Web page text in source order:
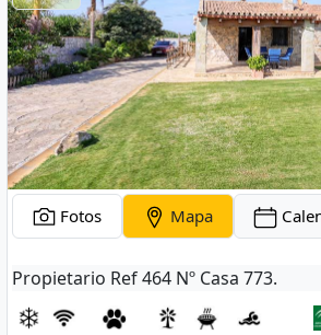
Fotos Mapa
Propietario Ref 464 Nº Casa 773.